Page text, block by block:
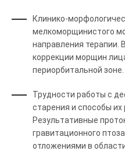
Клинико-
мелкоморщинистого
направления терапии.
коррекции морщин
периорбитальной
Трудности работы с
старения и способы
Результативные
гравитационного
отложениями в